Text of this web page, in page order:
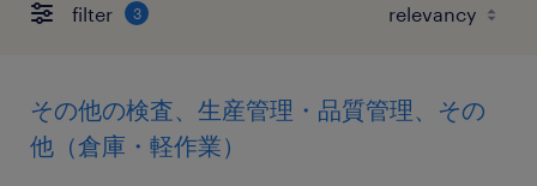
filter 3
その他の検査、生産管理・品質管理、その
他（倉庫・軽作業）